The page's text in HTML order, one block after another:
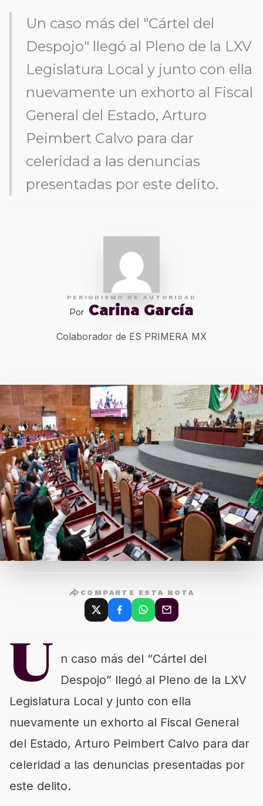
Un caso más del "Cártel del
Despojo" llegó al Pleno de la LXV
Legislatura Local y junto con ella
nuevamente un exhorto al Fiscal
General del Estado, Arturo
Peimbert Calvo para dar
celeridad a las denuncias
presentadas por este delito.
PERIODISMO DE AUTORIDAD
Por Carina García
Colaborador de ES PRIMERA MX
COMPARTE ESTA NOTA
U
n caso más del “Cártel del
Despojo” llegó al Pleno de la LXV
Legislatura Local y junto con ella
nuevamente un exhorto al Fiscal General
del Estado, Arturo Peimbert Calvo para dar
celeridad a las denuncias presentadas por
este delito.